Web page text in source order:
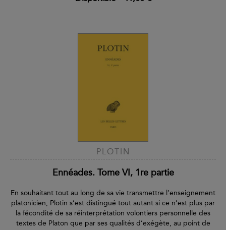
PLOTIN
Ennéades. Tome VI, 1re partie
En souhaitant tout au long de sa vie transmettre l’enseignement
platonicien, Plotin s’est distingué tout autant si ce n’est plus par
la fécondité de sa réinterprétation volontiers personnelle des
textes de Platon que par ses qualités d’exégète, au point de